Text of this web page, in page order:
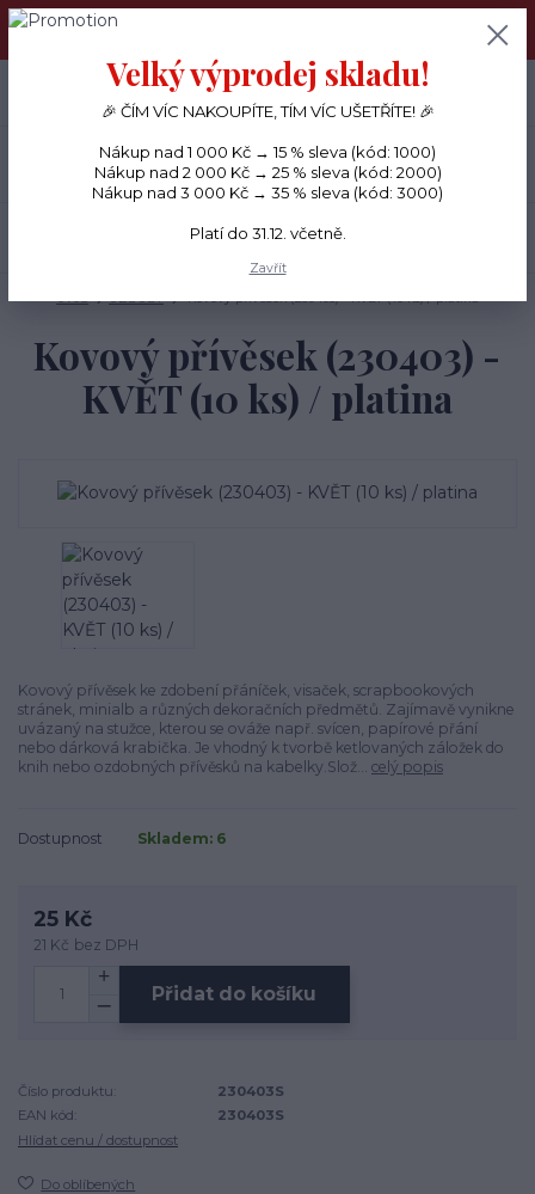
PŘÁNÍČKA a PAPÍROVÉ DÁRKY odesílám každý den, KREATIVNÍ
Menu
CZK
+420 734 380 930
(Po-Ne, 8-20 hod.)
Kovový přívěsek (230403) -
KVĚT (10 ks) / platina
Kovový přívěsek ke zdobení přáníček, visaček, scrapbookových
stránek, minialb a různých dekoračních předmětů. Zajímavě vynikne
uvázaný na stužce, kterou se ováže např. svícen, papírové přání
nebo dárková krabička. Je vhodný k tvorbě ketlovaných záložek do
knih nebo ozdobných přívěsků na kabelky.Slož... celý popis
Dostupnost Skladem: 6
25 Kč
21 Kč bez DPH
Přidat do košíku
Číslo produktu:
230403S
EAN kód:
230403S
Hlídat cenu / dostupnost
Do oblíbených
Velký výprodej skladu!
🎉 ČÍM VÍC NAKOUPÍTE, TÍM VÍC UŠETŘÍTE! 🎉
Nákup nad 1 000 Kč → 15 % sleva (kód: 1000)
Nákup nad 2 000 Kč → 25 % sleva (kód: 2000)
Nákup nad 3 000 Kč → 35 % sleva (kód: 3000)
Platí do 31.12. včetně.
Zavřít